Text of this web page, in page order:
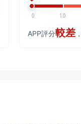
0 1.0
APP評分較差